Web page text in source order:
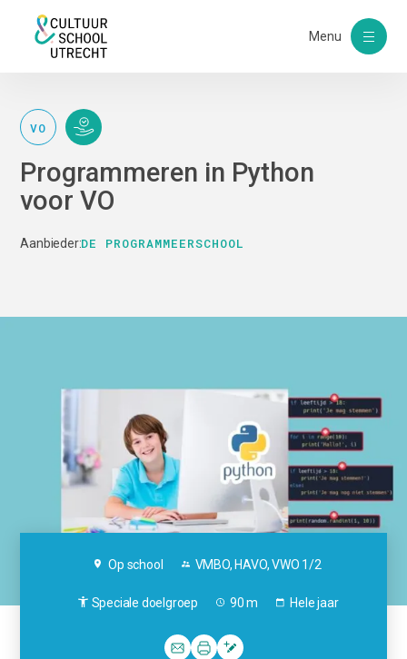
Menu
VO
Programmeren in Python
voor VO
Aanbieder:DE PROGRAMMEERSCHOOL
Op school VMBO, HAVO, VWO 1/2
Speciale doelgroep 90 m Hele jaar